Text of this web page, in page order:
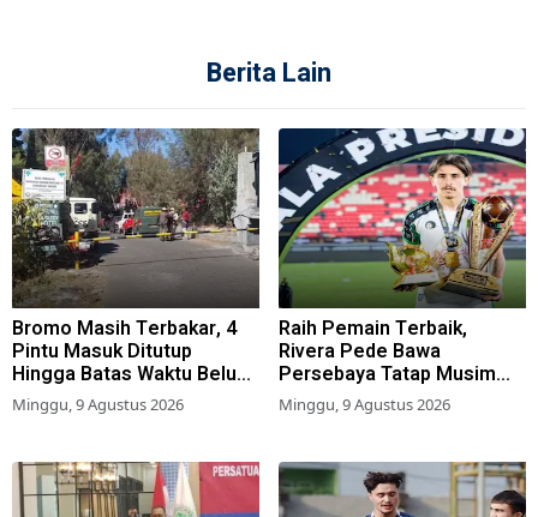
Berita Lain
Bromo Masih Terbakar, 4
Pintu Masuk Ditutup
Hingga Batas Waktu Belum
Ditentukan
Minggu, 9 Agustus 2026
Raih Pemain Terbaik,
Rivera Pede Bawa
Persebaya Tatap Musim
2026-2027
Minggu, 9 Agustus 2026